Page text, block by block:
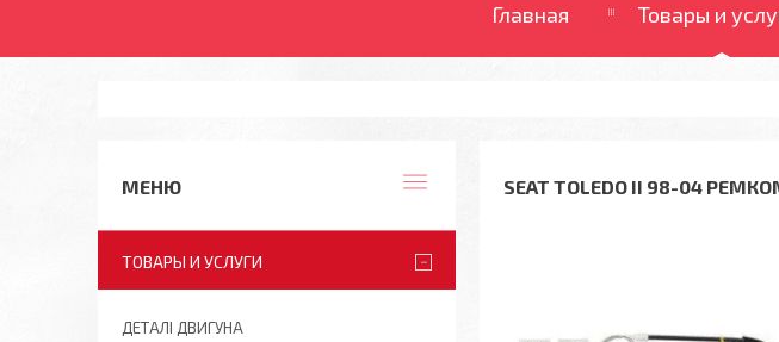
Главная Товары и
SEAT TOLEDO II 98-04
ТОВАРЫ И УСЛУГИ
ДЕТАЛІ ДВИГУНА